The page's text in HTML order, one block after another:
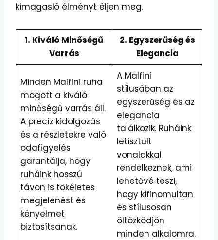
kimagasló élményt éljen meg.
1. Kiváló Minőségű
Varrás
2. Egyszerűség és
Elegancia
Minden Malfini ruha
mögött a kiváló
minőségű varrás áll.
A precíz kidolgozás
és a részletekre való
odafigyelés
garantálja, hogy
ruháink hosszú
távon is tökéletes
megjelenést és
kényelmet
biztosítsanak.
A Malfini
stílusában az
egyszerűség és az
elegancia
találkozik. Ruháink
letisztult
vonalakkal
rendelkeznek, ami
lehetővé teszi,
hogy kifinomultan
és stílusosan
öltözködjön
minden alkalomra.